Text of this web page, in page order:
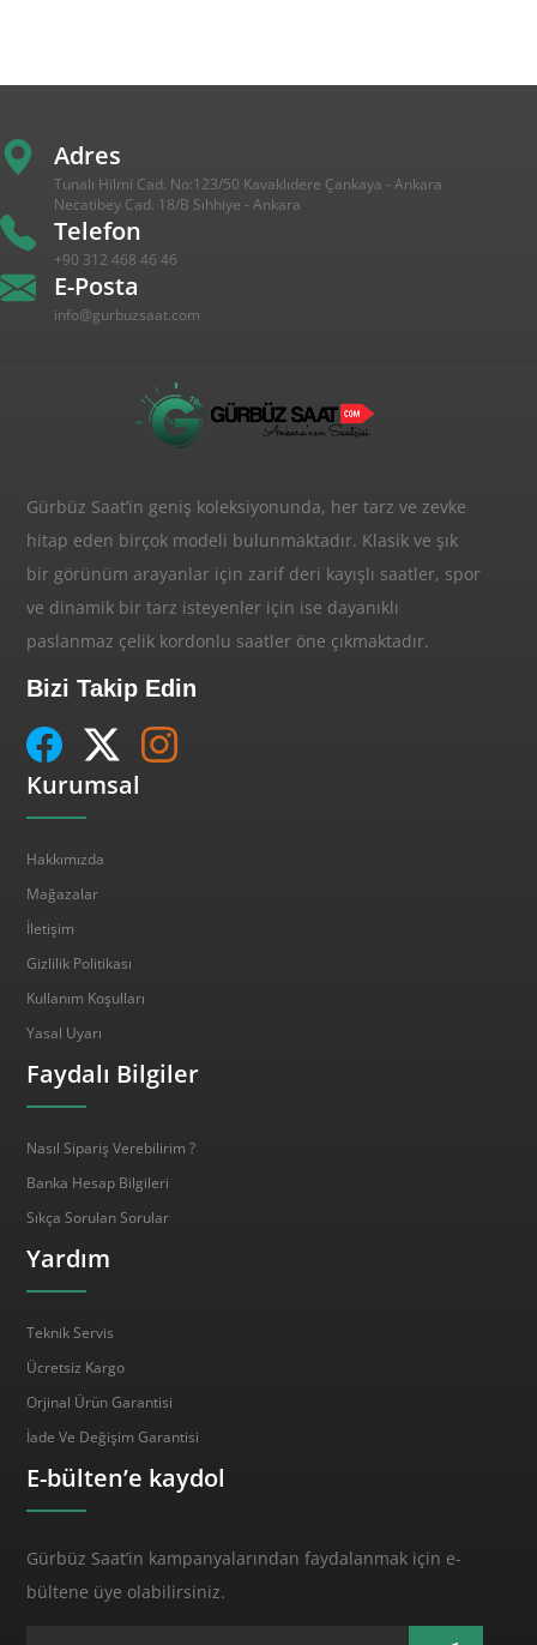
Adres
Tunalı Hilmi Cad. No:123/50 Kavaklıdere Çankaya - Ankara
Necatibey Cad. 18/B Sıhhiye - Ankara
Telefon
+90 312 468 46 46
E-Posta
info@gurbuzsaat.com
Gürbüz Saat’in geniş koleksiyonunda, her tarz ve zevke
hitap eden birçok modeli bulunmaktadır. Klasik ve şık
bir görünüm arayanlar için zarif deri kayışlı saatler, spor
ve dinamik bir tarz isteyenler için ise dayanıklı
paslanmaz çelik kordonlu saatler öne çıkmaktadır.
Bizi Takip Edin
Kurumsal
Hakkımızda
Mağazalar
İletişim
Gizlilik Politikası
Kullanım Koşulları
Yasal Uyarı
Faydalı Bilgiler
Nasıl Sipariş Verebilirim ?
Banka Hesap Bilgileri
Sıkça Sorulan Sorular
Yardım
Teknik Servis
Ücretsiz Kargo
Orjinal Ürün Garantisi
İade Ve Değişim Garantisi
E-bülten’e kaydol
Gürbüz Saat’in kampanyalarından faydalanmak için e-
bültene üye olabilirsiniz.